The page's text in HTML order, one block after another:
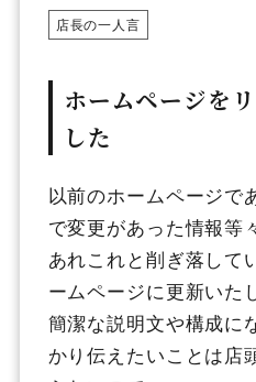
店長の一人言
ホームページを
した
以前のホームページで
で変更があった情報等
あれこれと削ぎ落して
ームページに更新いた
簡潔な説明文や構成に
かり伝えたいことは店